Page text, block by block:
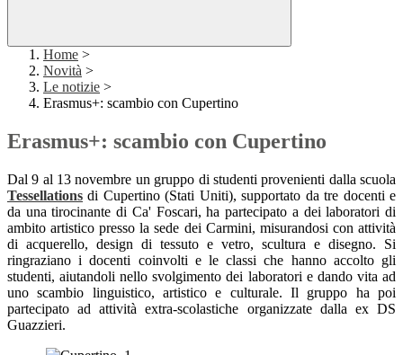
Home >
Novità >
Le notizie >
Erasmus+: scambio con Cupertino
Erasmus+: scambio con Cupertino
Dal 9 al 13 novembre un gruppo di studenti provenienti dalla scuola
Tessellations di Cupertino (Stati Uniti), supportato da tre docenti e
da una tirocinante di Ca' Foscari, ha partecipato a dei laboratori di
ambito artistico presso la sede dei Carmini, misurandosi con attività
di acquerello, design di tessuto e vetro, scultura e disegno. Si
ringraziano i docenti coinvolti e le classi che hanno accolto gli
studenti, aiutandoli nello svolgimento dei laboratori e dando vita ad
uno scambio linguistico, artistico e culturale. Il gruppo ha poi
partecipato ad attività extra-scolastiche organizzate dalla ex DS
Guazzieri.